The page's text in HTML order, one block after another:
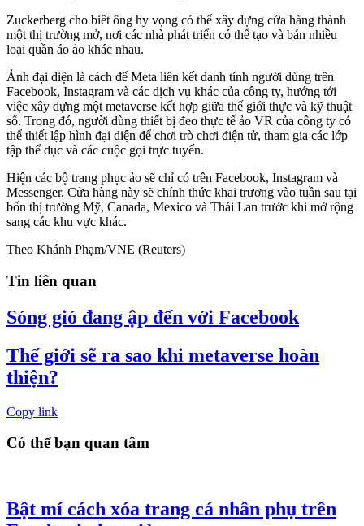
Zuckerberg cho biết ông hy vọng có thể xây dựng cửa hàng thành
một thị trường mở, nơi các nhà phát triển có thể tạo và bán nhiều
loại quần áo ảo khác nhau.
Ảnh đại diện là cách để Meta liên kết danh tính người dùng trên
Facebook, Instagram và các dịch vụ khác của công ty, hướng tới
việc xây dựng một metaverse kết hợp giữa thế giới thực và kỹ thuật
số. Trong đó, người dùng thiết bị đeo thực tế ảo VR của công ty có
thể thiết lập hình đại diện để chơi trò chơi điện tử, tham gia các lớp
tập thể dục và các cuộc gọi trực tuyến.
Hiện các bộ trang phục ảo sẽ chỉ có trên Facebook, Instagram và
Messenger. Cửa hàng này sẽ chính thức khai trương vào tuần sau tại
bốn thị trường Mỹ, Canada, Mexico và Thái Lan trước khi mở rộng
sang các khu vực khác.
Theo Khánh Phạm/VNE (Reuters)
Tin liên quan
Sóng gió đang ập đến với Facebook
Thế giới sẽ ra sao khi metaverse hoàn
thiện?
Copy link
Có thể bạn quan tâm
Bật mí cách xóa trang cá nhân phụ trên